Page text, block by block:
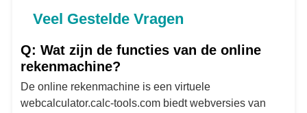
Veel Gestelde Vragen
Q: Wat zijn de functies van de online
rekenmachine?
De online rekenmachine is een virtuele
webcalculator.calc-tools.com biedt webversies van